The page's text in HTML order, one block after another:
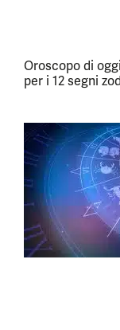
Oroscopo di
per i 12 segni